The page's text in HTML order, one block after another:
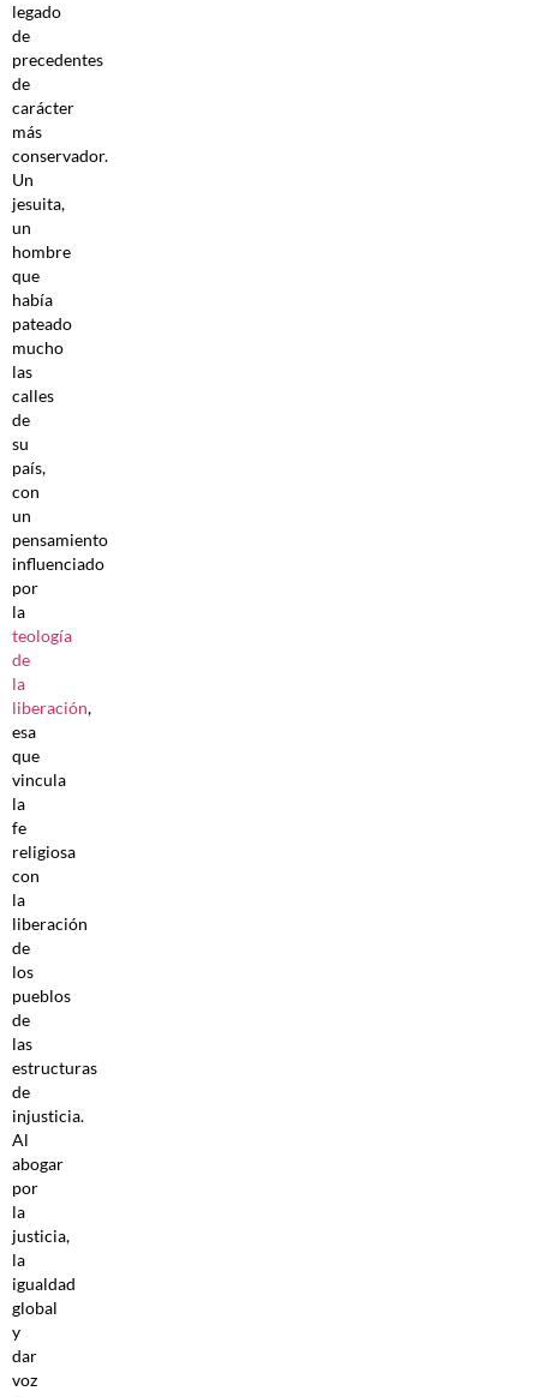
legado
de
precedentes
de
carácter
más
conservador.
Un
jesuita,
un
hombre
que
había
pateado
mucho
las
calles
de
su
país,
con
un
pensamiento
influenciado
por
la
teología
de
la
liberación,
esa
que
vincula
la
fe
religiosa
con
la
liberación
de
los
pueblos
de
las
estructuras
de
injusticia.
Al
abogar
por
la
justicia,
la
igualdad
global
y
dar
voz